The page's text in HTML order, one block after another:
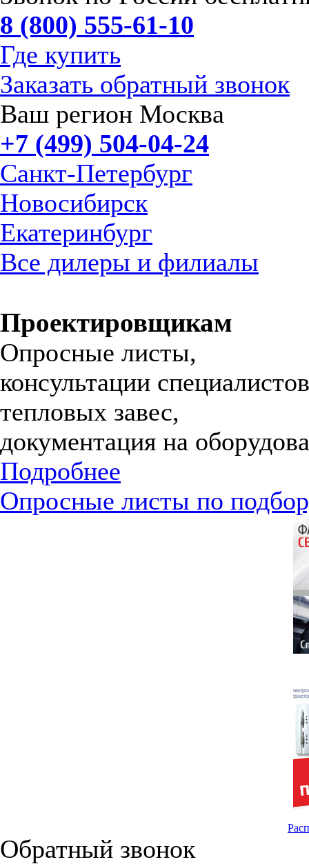
8 (800) 555-61-10
Где купить
Заказать обратный звонок
Ваш регион Москва
+7 (499) 504-04-24
Санкт-Петербург
Новосибирск
Екатеринбург
Все дилеры и филиалы
Проектировщикам
Опросные листы,
консультации
тепловых завес,
документация на
Подробнее
Опросные листы по
Обратный звонок